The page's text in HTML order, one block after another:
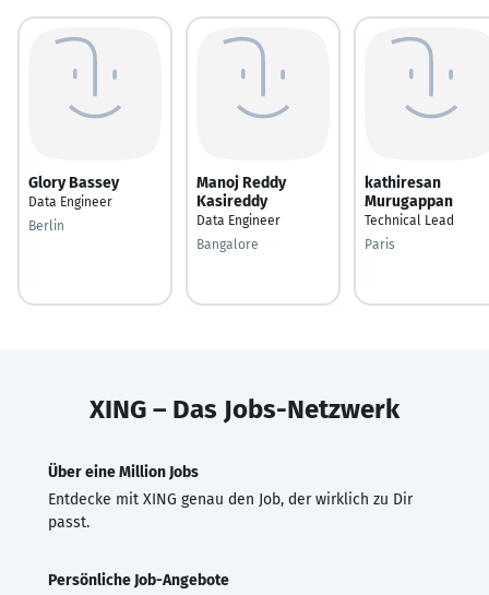
Glory Bassey
Data Engineer
Berlin
Manoj Reddy
Kasireddy
Data Engineer
Bangalore
kathiresan
Murugappan
Technical Lead
Paris
XING – Das Jobs-Netzwerk
Über eine Million Jobs
Entdecke mit XING genau den Job, der wirklich zu Dir
passt.
Persönliche Job-Angebote